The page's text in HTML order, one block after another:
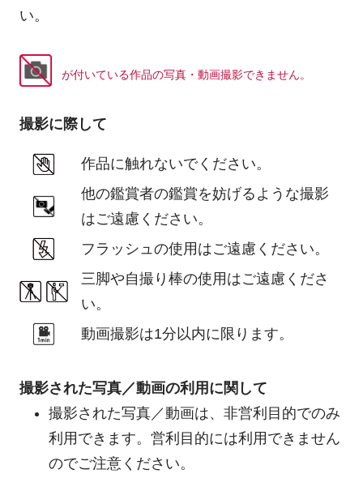
い。
が付いている作品の写真・動画撮影できません。
撮影に際して
作品に触れないでください。
他の鑑賞者の鑑賞を妨げるような撮影
はご遠慮ください。
フラッシュの使用はご遠慮ください。
三脚や自撮り棒の使用はご遠慮くださ
い。
動画撮影は1分以内に限ります。
撮影された写真／動画の利用に関して
撮影された写真／動画は、非営利目的でのみ
利用できます。営利目的には利用できません
のでご注意ください。